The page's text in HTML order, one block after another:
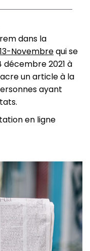
dans la
Novembrequi se
2021 à
un article à la
ayant
en ligne